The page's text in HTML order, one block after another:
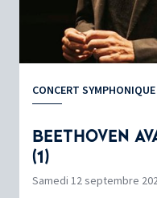
CONCERT SYMPHONIQUE
BEETHOVEN
(1)
Samedi 12 septembre